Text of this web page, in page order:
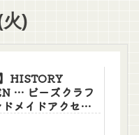
)
HISTORY
… ビーズクラフ
ドメイドアクセサ